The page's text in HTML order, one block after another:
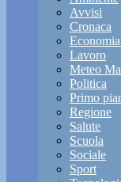
Avvisi
Cronaca
Lavoro
Meteo
Politica
Primo
Regione
Salute
Scuola
Sociale
Sport